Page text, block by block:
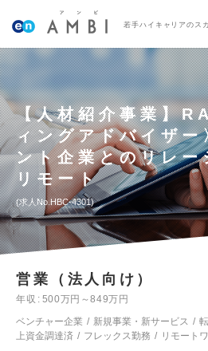
若手ハイキャリアのス
【人材紹介事業】
ィングアドバイザ
ント企業とのリレ
リモート
求人No.HBC-4301
営業（法人向け）
年収
500万円～849万円
ベンチャー企業
新規事業・新サービス
上資金調達済
フレックス勤務 リモート